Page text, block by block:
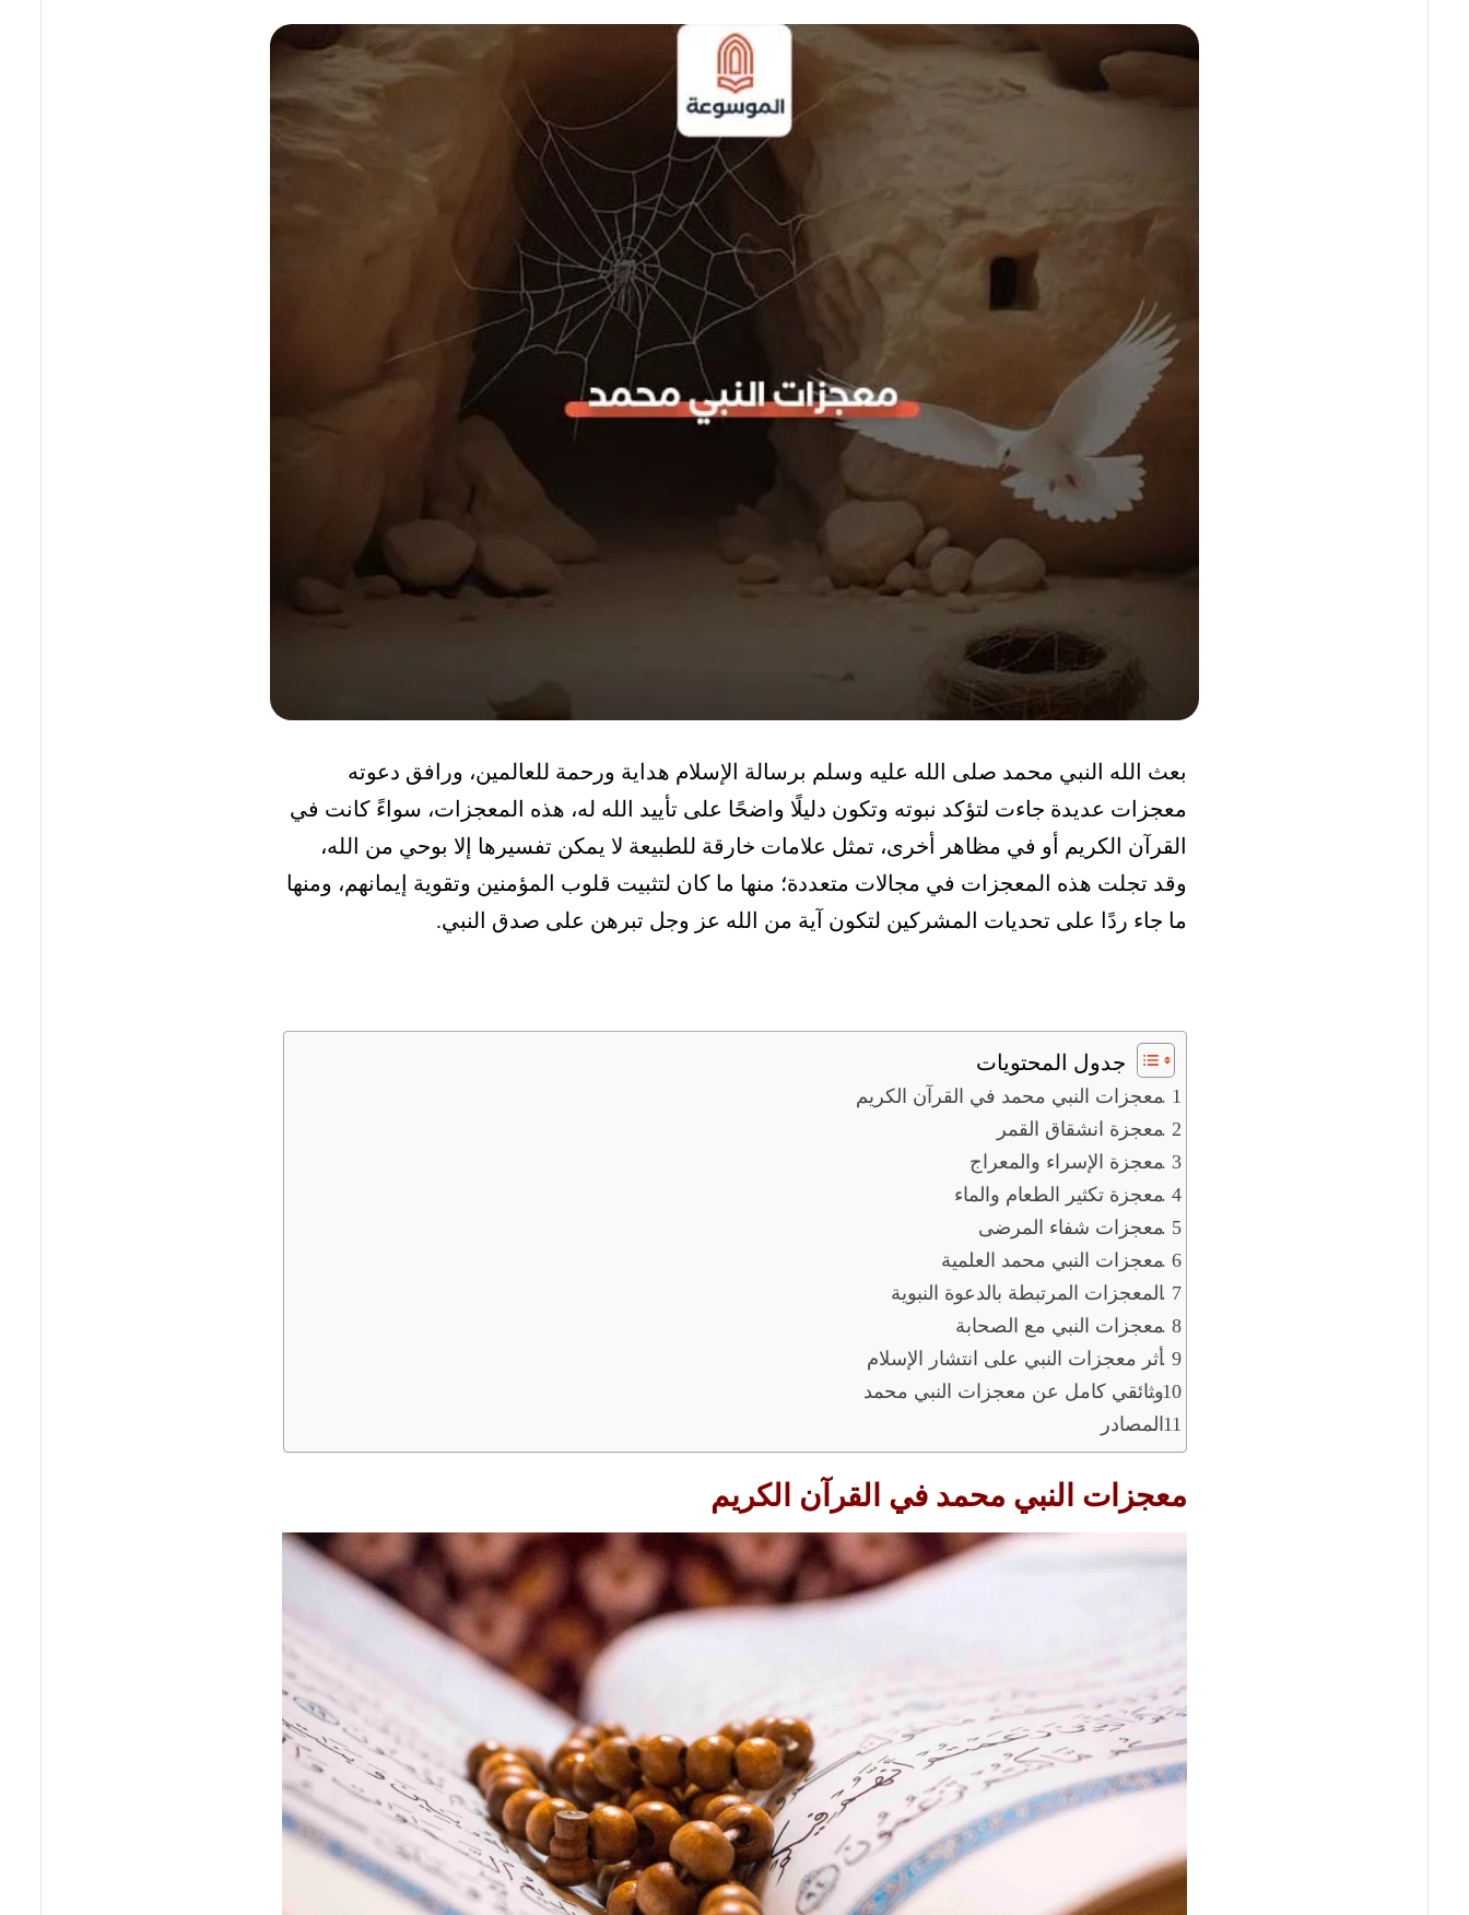
بعث الله النبي محمد صلى الله عليه وسلم برسالة الإسلام هداية ورحمة للعالمين، ورافق دعوته
معجزات عديدة جاءت لتؤكد نبوته وتكون دليلًا واضحًا على تأييد الله له، هذه المعجزات، سواءً كانت في
القرآن الكريم أو في مظاهر أخرى، تمثل علامات خارقة للطبيعة لا يمكن تفسيرها إلا بوحي من الله،
وقد تجلت هذه المعجزات في مجالات متعددة؛ منها ما كان لتثبيت قلوب المؤمنين وتقوية إيمانهم، ومنها
ما جاء ردًا على تحديات المشركين لتكون آية من الله عز وجل تبرهن على صدق النبي.
جدول المحتويات
معجزات النبي محمد في القرآن الكريم
معجزة انشقاق القمر
معجزة الإسراء والمعراج
معجزة تكثير الطعام والماء
معجزات شفاء المرضى
معجزات النبي محمد العلمية
المعجزات المرتبطة بالدعوة النبوية
معجزات النبي مع الصحابة
أثر معجزات النبي على انتشار الإسلام
وثائقي كامل عن معجزات النبي محمد
المصادر
معجزات النبي محمد في القرآن الكريم